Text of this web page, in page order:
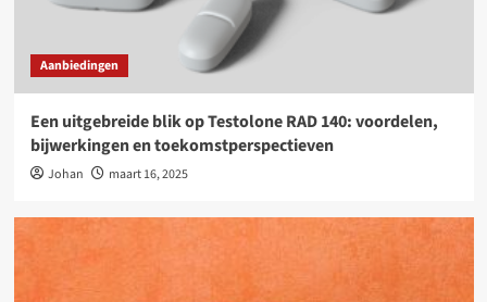
Aanbiedingen
Een uitgebreide blik op Testolone RAD 140: voordelen,
bijwerkingen en toekomstperspectieven
Johan maart 16, 2025